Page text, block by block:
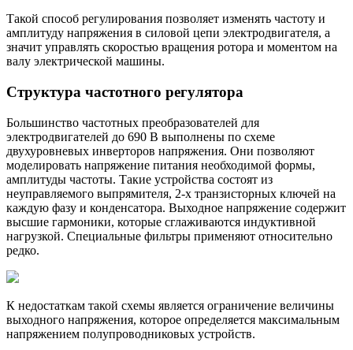
Такой способ регулирования позволяет изменять частоту и
амплитуду напряжения в силовой цепи электродвигателя, а
значит управлять скоростью вращения ротора и моментом на
валу электрической машины.
Структура частотного регулятора
Большинство частотных преобразователей для
электродвигателей до 690 В выполнены по схеме
двухуровневых инверторов напряжения. Они позволяют
моделировать напряжение питания необходимой формы,
амплитуды частоты. Такие устройства состоят из
неуправляемого выпрямителя, 2-х транзисторных ключей на
каждую фазу и конденсатора. Выходное напряжение содержит
высшие гармоники, которые сглаживаются индуктивной
нагрузкой. Специальные фильтры применяют относительно
редко.
К недостаткам такой схемы является ограничение величины
выходного напряжения, которое определяется максимальным
напряжением полупроводниковых устройств.